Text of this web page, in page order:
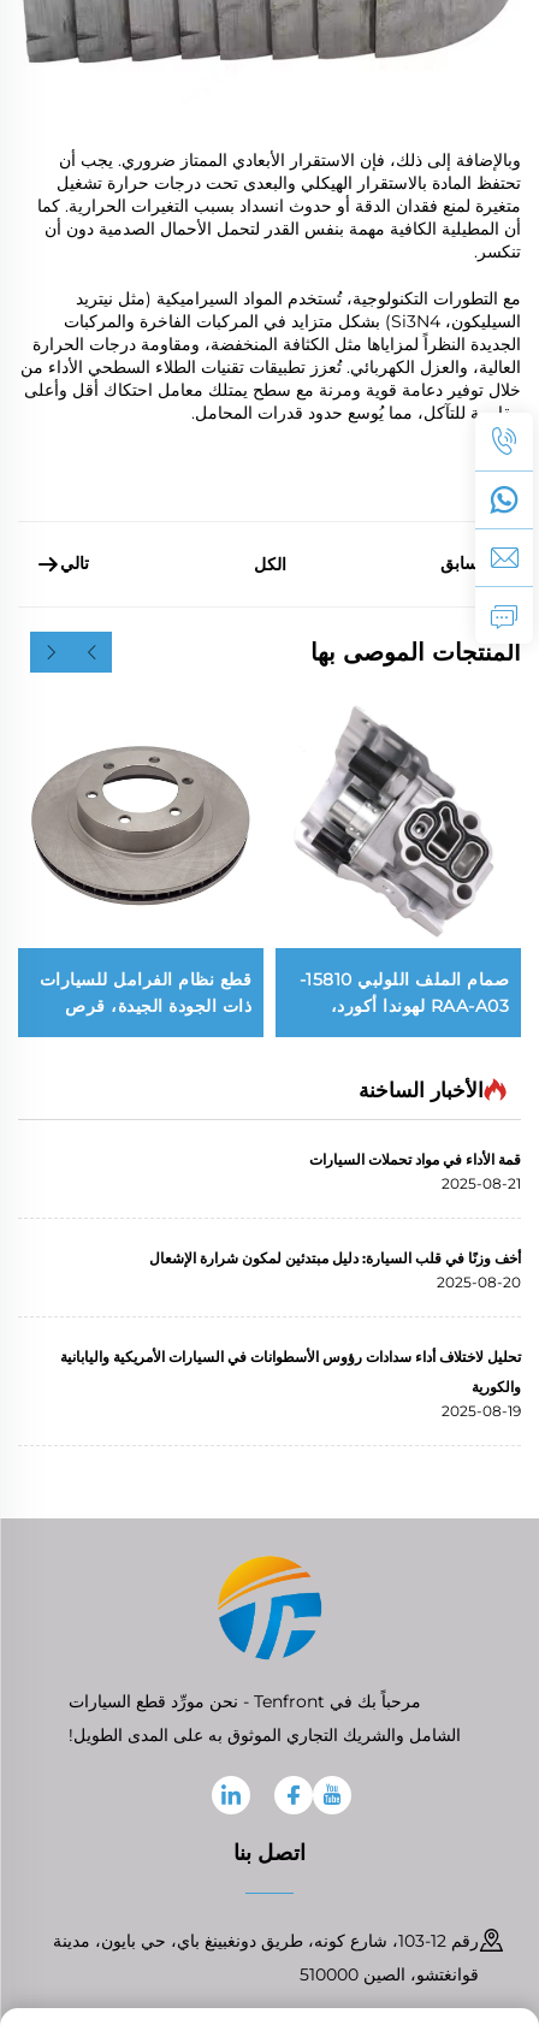
وبالإضافة إلى ذلك، فإن الاستقرار الأبعادي الممتاز ضروري. يجب أن
تحتفظ المادة بالاستقرار الهيكلي والبعدى تحت درجات حرارة تشغيل
متغيرة لمنع فقدان الدقة أو حدوث انسداد بسبب التغيرات الحرارية. كما
أن المطيلية الكافية مهمة بنفس القدر لتحمل الأحمال الصدمية دون أن
تنكسر.
مع التطورات التكنولوجية، تُستخدم المواد السيراميكية (مثل نيتريد
السيليكون، Si3N4) بشكل متزايد في المركبات الفاخرة والمركبات
الجديدة النظراً لمزاياها مثل الكثافة المنخفضة، ومقاومة درجات الحرارة
العالية، والعزل الكهربائي. تُعزز تطبيقات تقنيات الطلاء السطحي الأداء من
خلال توفير دعامة قوية ومرنة مع سطح يمتلك معامل احتكاك أقل وأعلى
مقاومة للتآكل، مما يُوسع حدود قدرات المحامل.
سابق الكل تالي
المنتجات الموصى بها
صمام الملف اللولبي 15810-
RAA-A03 لهوندا أكورد،
قطع نظام الفرامل للسيارات
ذات الجودة الجيدة، قرص
الأخبار الساخنة
قمة الأداء في مواد تحملات السيارات
2025-08-21
أخف وزنًا في قلب السيارة: دليل مبتدئين لمكون شرارة الإشعال
2025-08-20
تحليل لاختلاف أداء سدادات رؤوس الأسطوانات في السيارات الأمريكية واليابانية
والكورية
2025-08-19
مرحباً بك في Tenfront - نحن مورِّد قطع السيارات
الشامل والشريك التجاري الموثوق به على المدى الطويل!
اتصل بنا
رقم 12-103، شارع كونه، طريق دونغبينغ باي، حي بايون، مدينة
قوانغتشو، الصين 510000